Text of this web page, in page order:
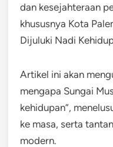
dan kesejahteraan
khususnya Kota
Dijuluki Nadi
Artikel ini akan
mengapa Sungai
kehidupan”,
ke masa, serta
modern.